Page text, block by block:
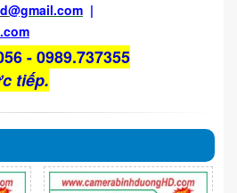
@gmail.com |
- 0989.737355
tiếp.